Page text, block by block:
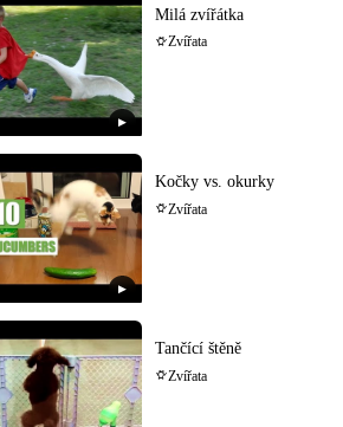
▶
Milá zvířátka
Zvířata
▶
Kočky vs. okurky
Zvířata
Tančící štěně
Zvířata